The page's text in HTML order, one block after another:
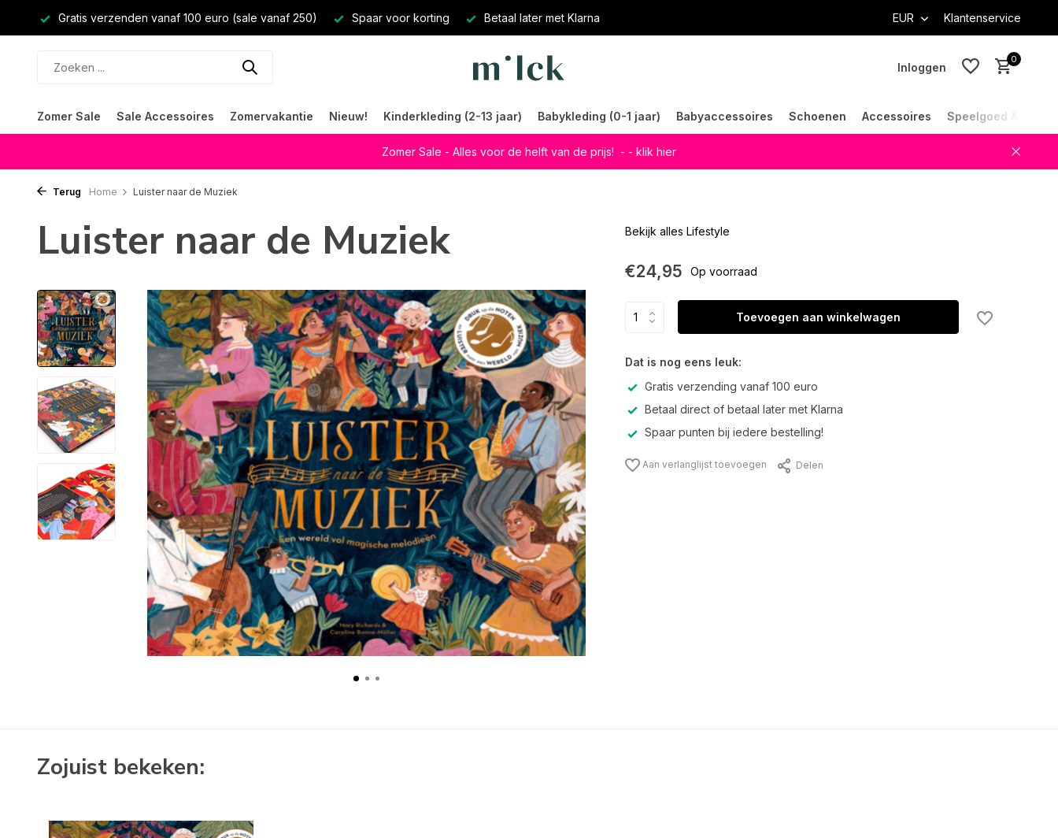
Gratis verzenden vanaf 100 euro (sale vanaf 250) Spaar voor korting Betaal later met Klarna EUR Klantenservice
Inloggen
0
Zomer Sale Sale Accessoires Zomervakantie Nieuw! Kinderkleding (2-13 jaar) Babykleding (0-1 jaar) Babyaccessoires Schoenen Accessoires Speelgoed &
Zomer Sale - Alles voor de helft van de prijs! - - klik hier
Terug Home Luister naar de Muziek
Luister naar de Muziek Bekijk alles Lifestyle
€24,95 Op voorraad
Toevoegen aan winkelwagen
Dat is nog eens leuk:
Gratis verzending vanaf 100 euro
Betaal direct of betaal later met Klarna
Spaar punten bij iedere bestelling!
Aan verlanglijst toevoegen Delen
Zojuist bekeken: